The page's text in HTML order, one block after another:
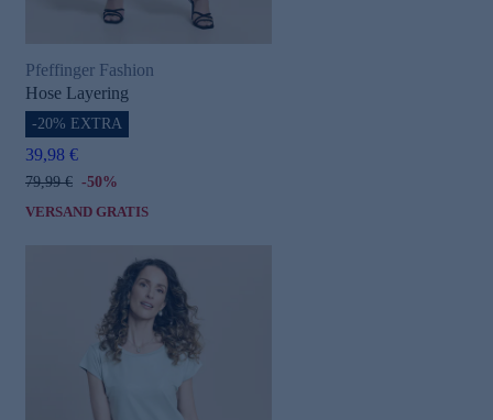
Pfeffinger Fashion
Hose Layering
-20% EXTRA
39,98 €
79,99 € -50%
VERSAND GRATIS